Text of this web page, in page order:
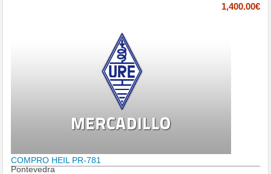
1,400.00€
COMPRO HEIL PR-781
Pontevedra